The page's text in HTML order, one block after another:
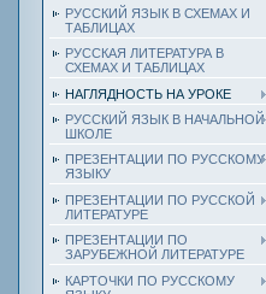
РУССКИЙ ЯЗЫК В СХЕМАХ И
ТАБЛИЦАХ
РУССКАЯ ЛИТЕРАТУРА В
СХЕМАХ И ТАБЛИЦАХ
НАГЛЯДНОСТЬ НА УРОКЕ
РУССКИЙ ЯЗЫК В НАЧАЛЬНОЙ
ШКОЛЕ
ПРЕЗЕНТАЦИИ ПО РУССКОМУ
ЯЗЫКУ
ПРЕЗЕНТАЦИИ ПО РУССКОЙ
ЛИТЕРАТУРЕ
ПРЕЗЕНТАЦИИ ПО
ЗАРУБЕЖНОЙ ЛИТЕРАТУРЕ
КАРТОЧКИ ПО РУССКОМУ